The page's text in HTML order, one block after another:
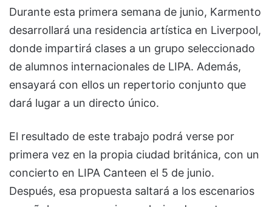
Durante esta primera semana de junio, Karmento
desarrollará una residencia artística en Liverpool,
donde impartirá clases a un grupo seleccionado
de alumnos internacionales de LIPA. Además,
ensayará con ellos un repertorio conjunto que
dará lugar a un directo único.
El resultado de este trabajo podrá verse por
primera vez en la propia ciudad británica, con un
concierto en LIPA Canteen el 5 de junio.
Después, esa propuesta saltará a los escenarios